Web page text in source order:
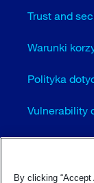
Trust and
Warunki
Polityka
Vulnerability
Cookie
Sitemap
By clicking